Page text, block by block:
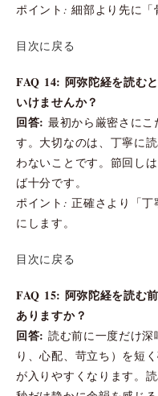
ポイント: 細部より先に「
目次に戻る
FAQ 14: 阿弥陀経を読む
いけませんか？
回答: 最初から厳密さにこ
す。大切なのは、丁寧に
わないことです。節回し
ば十分です。
ポイント: 正確さより「
にします。
目次に戻る
FAQ 15: 阿弥陀経を読む
ありますか？
回答: 読む前に一度だけ
り、心配、苛立ち）を短
が入りやすくなります。